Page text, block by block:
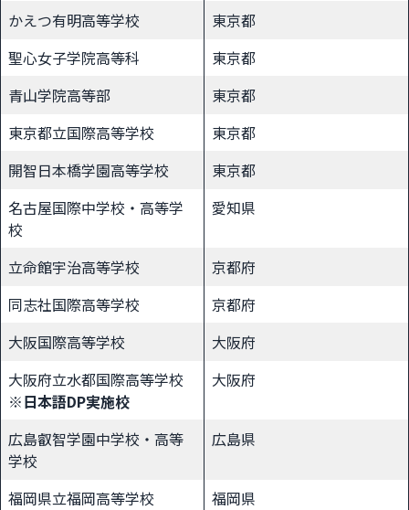
かえつ有明高等学校
東京都
聖心女子学院高等科
東京都
青山学院高等部
東京都
東京都立国際高等学校
東京都
開智日本橋学園高等学校
東京都
名古屋国際中学校・高等学
校
愛知県
立命館宇治高等学校
京都府
同志社国際高等学校
京都府
大阪国際高等学校
大阪府
大阪府立水都国際高等学校
※日本語DP実施校
大阪府
広島叡智学園中学校・高等
学校
広島県
福岡県立福岡高等学校
福岡県